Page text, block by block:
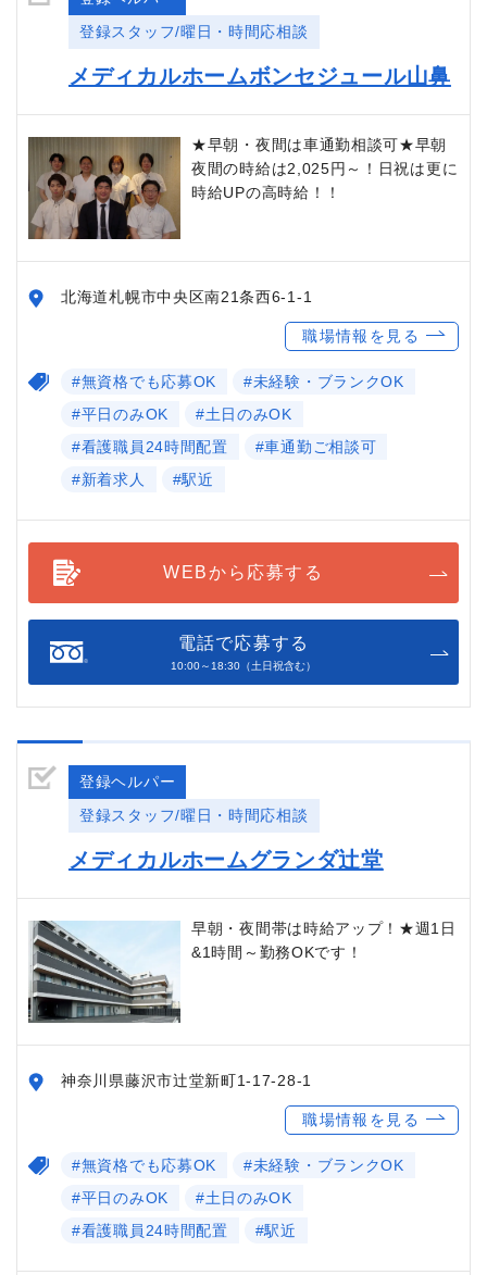
登録スタッフ/曜日・時間応相談
メディカルホームボンセジュール山鼻
★早朝・夜間は車通勤相談可★早朝
夜間の時給は2,025円～！日祝は更に
時給UPの高時給！！
北海道札幌市中央区南21条西6-1-1
職場情報を見る
#無資格でも応募OK
#未経験・ブランクOK
#平日のみOK
#土日のみOK
#看護職員24時間配置
#車通勤ご相談可
#新着求人
#駅近
WEBから応募する
電話で応募する
10:00～18:30（土日祝含む）
登録ヘルパー
登録スタッフ/曜日・時間応相談
メディカルホームグランダ辻堂
早朝・夜間帯は時給アップ！★週1日
&1時間～勤務OKです！
神奈川県藤沢市辻堂新町1-17-28-1
職場情報を見る
#無資格でも応募OK
#未経験・ブランクOK
#平日のみOK
#土日のみOK
#看護職員24時間配置
#駅近